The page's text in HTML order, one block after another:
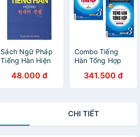
Sách Ngữ Pháp
Tiếng Hàn Hiện
48.000 đ
Combo Tiếng
Hàn Tổng Hợp
Việt Nam - Trung
Cấp 3 (Phiên Bản
+ Sách Bài Tập)
341.500 đ
CHI TIẾT